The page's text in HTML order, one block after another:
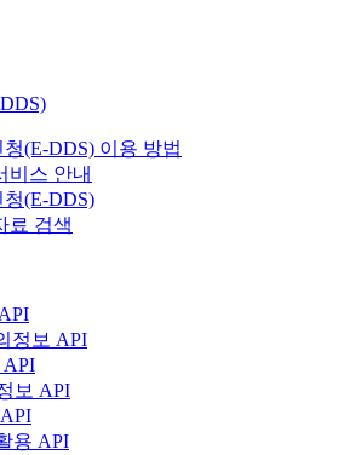
(E-DDS) 이용 방법
비스 안내
(E-DDS)
료 검색
정보 API
보 API
용 API